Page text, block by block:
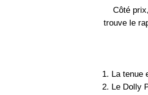
Côté
trouve le
La tenue
Le Dolly